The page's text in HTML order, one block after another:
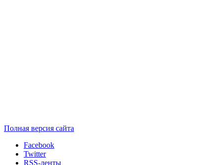
Полная версия сайта
Facebook
Twitter
RSS-ленты